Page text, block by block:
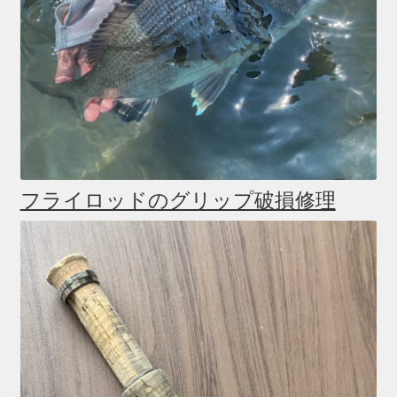
フライロッドのグリップ破損修理